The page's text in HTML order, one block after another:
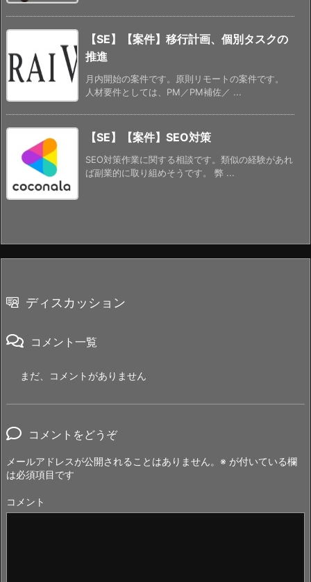
【SE】【案件】移行計画、個別タスクの
推進
月内開始の案件です。原則リモートの案件です。
人材要件としては、PM／PM補佐／ ...
【SE】【案件】SEO対策
SEO対策作業に関する相談です。類似の経験があれ
ば副業的に取り組めそうです。 弊 ...
ディスカッション
コメント一覧
まだ、コメントがありません
コメントをどうぞ
メールアドレスが公開されることはありません。 ※ が付いている欄
は必須項目です
コメント